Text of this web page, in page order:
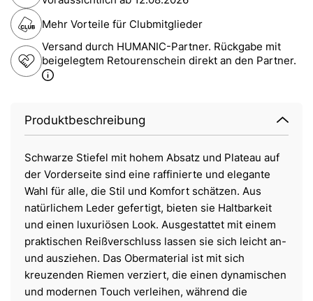
Mehr Vorteile für Clubmitglieder
Versand durch HUMANIC-Partner. Rückgabe mit
beigelegtem Retourenschein direkt an den Partner.
Produktbeschreibung
Schwarze Stiefel mit hohem Absatz und Plateau auf
der Vorderseite sind eine raffinierte und elegante
Wahl für alle, die Stil und Komfort schätzen. Aus
natürlichem Leder gefertigt, bieten sie Haltbarkeit
und einen luxuriösen Look. Ausgestattet mit einem
praktischen Reißverschluss lassen sie sich leicht an-
und ausziehen. Das Obermaterial ist mit sich
kreuzenden Riemen verziert, die einen dynamischen
und modernen Touch verleihen, während die